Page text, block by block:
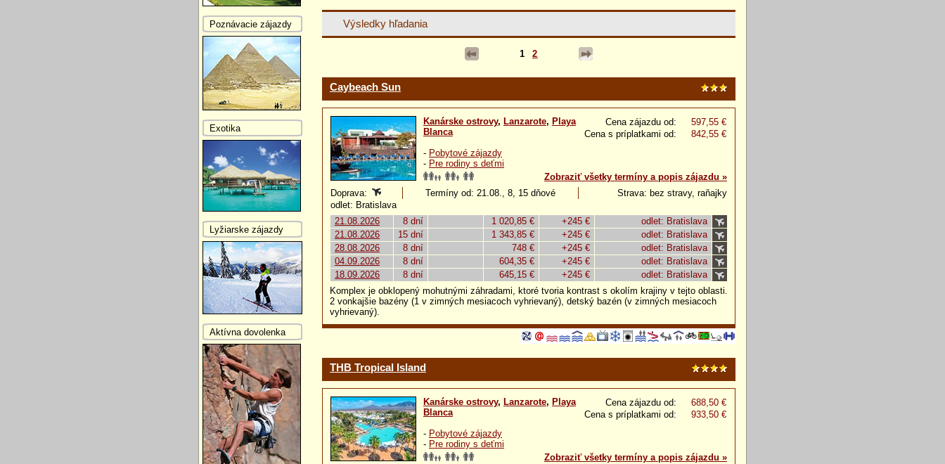
Výsledky hľadania
1 2
Caybeach Sun
Cena zájazdu od:
597,55 €
Cena s príplatkami od:
842,55 €
Kanárske ostrovy, Lanzarote, Playa
Blanca
- Pobytové zájazdy
- Pre rodiny s deťmi
Zobraziť všetky termíny a popis zájazdu »
Doprava:
Termíny od: 21.08., 8, 15 dňové
Strava: bez stravy, raňajky
odlet: Bratislava
21.08.2026
8 dní 1 020,85 € +245 €
odlet: Bratislava
21.08.2026
15 dní 1 343,85 € +245 €
odlet: Bratislava
28.08.2026
8 dní 748 € +245 €
odlet: Bratislava
04.09.2026
8 dní 604,35 € +245 €
odlet: Bratislava
18.09.2026
8 dní 645,15 € +245 €
odlet: Bratislava
Komplex je obklopený mohutnými záhradami, ktoré tvoria kontrast s okolím krajiny v tejto oblasti.
2 vonkajšie bazény (1 v zimných mesiacoch vyhrievaný), detský bazén (v zimných mesiacoch
vyhrievaný).
THB Tropical Island
Cena zájazdu od:
688,50 €
Cena s príplatkami od:
933,50 €
Kanárske ostrovy, Lanzarote, Playa
Blanca
- Pobytové zájazdy
- Pre rodiny s deťmi
Zobraziť všetky termíny a popis zájazdu »
Poznávacie zájazdy
Exotika
Lyžiarske zájazdy
Aktívna dovolenka